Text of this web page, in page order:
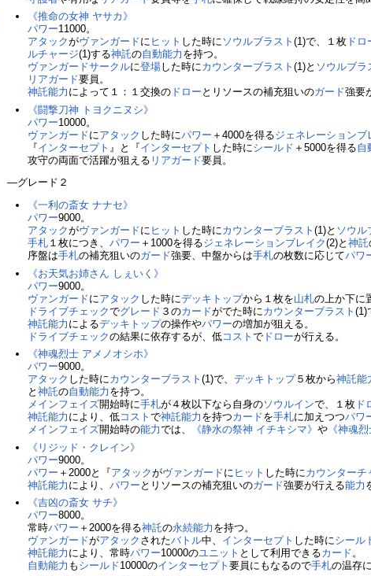
《推命の女神 ヤサカ》
パワー11000。
アタックがヴァンガードに ヒット した時に ソウルブラスト(1)で、１枚 ドロ
ルチャージ(1)する神託の自動能力 を持つ。
ヴァンガードサークルに登場した時にカウンターブラスト(1)と ソウルブラ
リアガード要員。
神託能力 によって１：１交換の ドロー とリソースの補充狙いのガード強要
《闘撃刀神 トヨクニヌシ》
パワー10000。
ヴァンガードにアタック した時にパワー ＋4000を得るジェネレーションブ
『インターセプト 』と『インターセプト した時にシールド ＋5000を得る自
攻守の両面で活躍が狙える リアガード要員。
―グレード２
《一利の斎女 ナナセ》
パワー9000。
アタックがヴァンガードに ヒット した時にカウンターブラスト(1)と ソウル
手札 １枚につき、パワー ＋1000を得るジェネレーションブレイク(2)と神託
序盤は手札の補充狙いのガード強要、中盤からは手札の枚数に応じてパワ
《お天気お姉さん しぇいく》
パワー9000。
ヴァンガードにアタック した時にデッキトップから１枚を山札の上か下に
ドライブチェックでグレード ３のカードがでた時にカウンターブラスト(1)
神託能力 によるデッキトップの操作やパワーの増加が狙える。
ドライブチェックの結果に依存するが、低コストで ドローが行える。
《神魂烈士 アメノオシホ》
パワー9000。
アタック した時にカウンターブラスト(1)で、デッキトップ５枚から神託能
と神託の自動能力 を持つ。
メインフェイズ開始時に手札が４枚以下なら自身のソウルインで、１枚 ド
神託能力 により、低コストで神託能力 を持つカードを手札に加えつつパワ
メインフェイズ開始時の能力では、 《静水の祭神 イチキシマ》や 《神魂
《リジッド・クレイン》
パワー9000。
パワー ＋2000と『アタックがヴァンガードに ヒット した時にカウンターチ
神託能力 により、パワー とリソースの補充狙いのガード強要が行える能力
《吉凶の斎女 サチ》
パワー8000。
常時パワー ＋2000を得る神託の永続能力 を持つ。
ヴァンガードがアタック されたバトル中、 インターセプト した時にシール
神託能力 により、常時パワー10000のユニット として利用できるカード。
自動能力 も シールド10000のインターセプト要員にもなるので手札の温存